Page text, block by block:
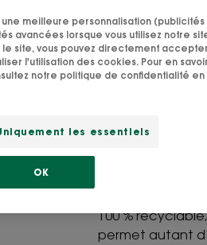
Purifie - Nettoie
Un Shampoing
cheveux
Objectif zéro
plastique****
sa formule
100 %
permet autant
meilleure personnalisation (publicités
avancées lorsque vous utilisez notre
site, vous pouvez directement
l'utilisation des cookies. Pour en
notre politique de confidentialité en
les essentiels
OK